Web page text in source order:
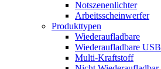
Notszenenlichter
Arbeitsscheinwerfer
Produkttypen
Wiederaufladbare
Wiederaufladbare USB
Multi-Kraftstoff